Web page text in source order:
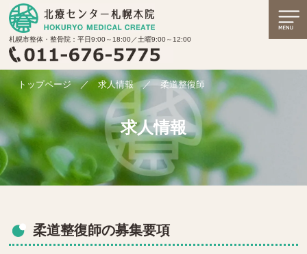
札幌市整体・整骨院：平日9:00～18:00／土曜9:00～12:00
トップページ ／ 求人情報 ／ 柔道整復師
求人情報
柔道整復師の募集要項